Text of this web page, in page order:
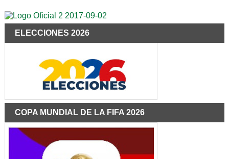
ELECCIONES 2026
COPA MUNDIAL DE LA FIFA 2026